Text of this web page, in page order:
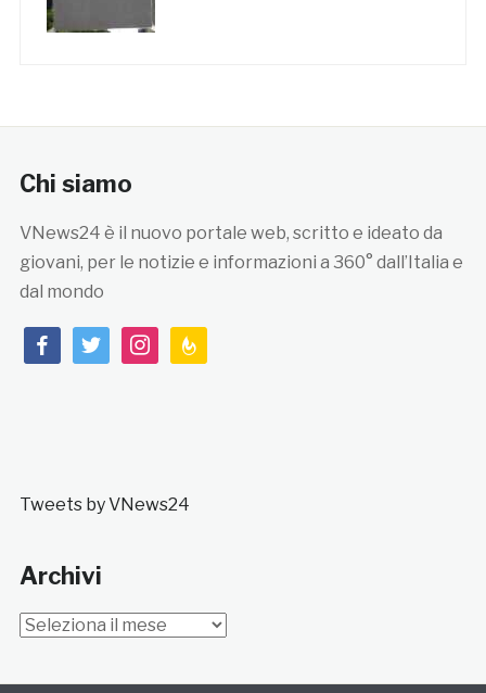
Chi siamo
VNews24 è il nuovo portale web, scritto e ideato da
giovani, per le notizie e informazioni a 360° dall’Italia e
dal mondo
facebooktwitterinstagramfeedburner
Tweets by VNews24
Archivi
Archivi